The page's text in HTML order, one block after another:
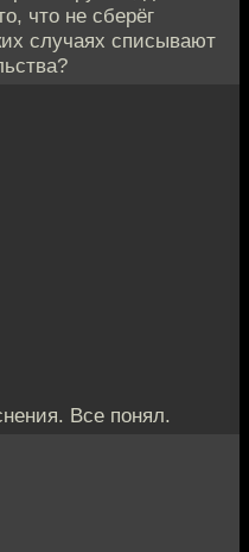
что не сберёг
случаях списывают
Все понял.